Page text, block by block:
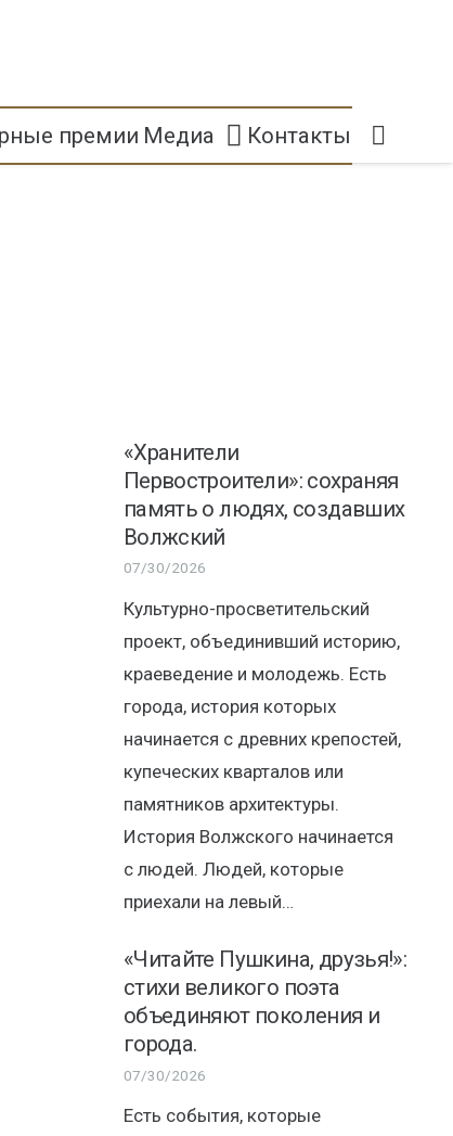
премии Медиа Контакты
«Хранители
Первостроители»: сохраняя
память о людях, создавших
Волжский
07/30/2026
Культурно-просветительский
проект, объединивший историю,
краеведение и молодежь. Есть
города, история которых
начинается с древних крепостей,
купеческих кварталов или
памятников архитектуры.
История Волжского начинается
с людей. Людей, которые
приехали на левый…
«Читайте Пушкина, друзья!»:
стихи великого поэта
объединяют поколения и
города.
07/30/2026
Есть события, которые